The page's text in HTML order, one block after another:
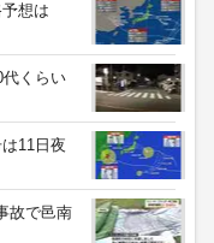
予想は
くらい
11日夜
故で邑南